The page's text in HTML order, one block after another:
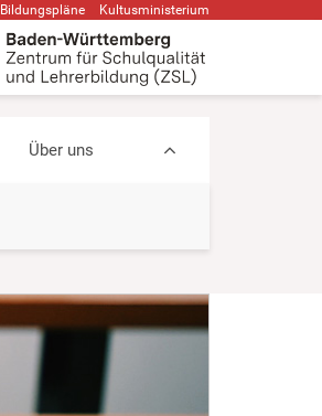
Bildungspläne Kultusministerium
Über uns